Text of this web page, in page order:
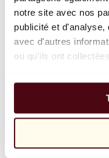
notre site avec nos
publicité et
avec d'autres
ou qu'ils ont
Balloon Dog
Jeff Koons
10 000 €
Tous
Tous